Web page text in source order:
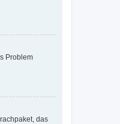
Problem
das